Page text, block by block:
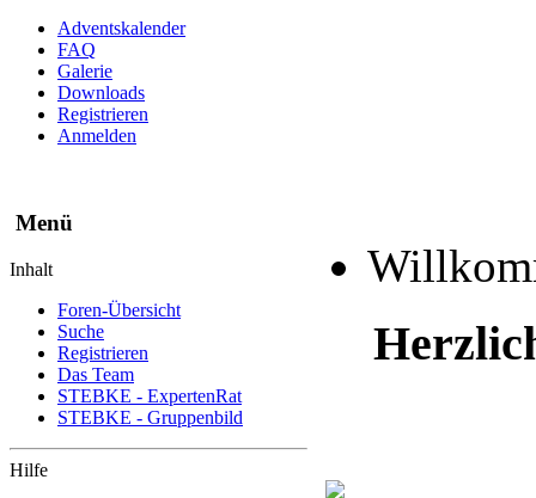
Adventskalender
FAQ
Galerie
Downloads
Registrieren
Anmelden
Menü
Inhalt
Foren-Übersicht
Suche
Registrieren
Das Team
STEBKE - ExpertenRat
STEBKE - Gruppenbild
Hilfe